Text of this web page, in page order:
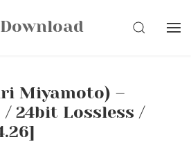
SEARCH
Miyamoto) –
/ 24bit Lossless /